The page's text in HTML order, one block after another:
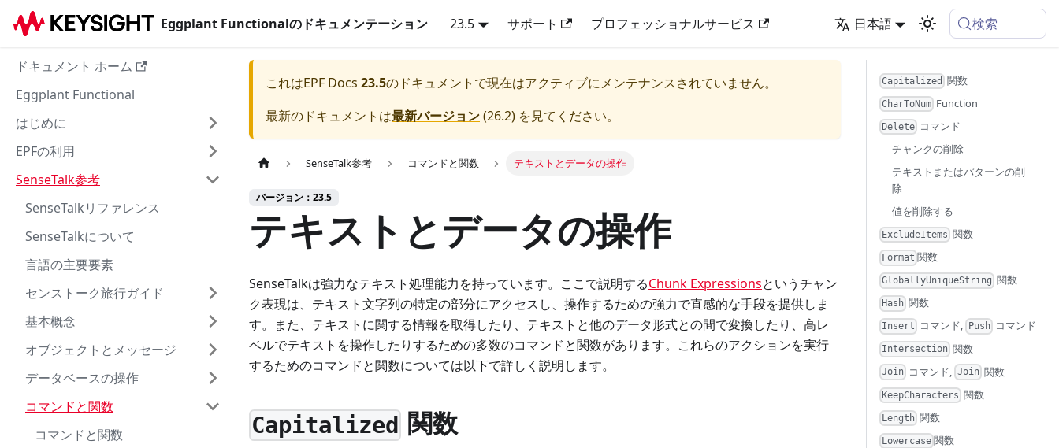
Eggplant Functionalのドキュメンテーション 23.5 サポート プロフェッショナルサービス 日本語 検索
ドキュメント ホーム
Eggplant Functional
はじめに
EPFの利用
SenseTalk参考
SenseTalkリファレンス
SenseTalkについて
言語の主要要素
センストーク旅行ガイド
基本概念
オブジェクトとメッセージ
データベースの操作
コマンドと関数
コマンドと関数
これはEPF Docs 23.5のドキュメントで現在はアクティブにメンテナンスされていません。
最新のドキュメントは最新バージョン(26.2) を見てください。
SenseTalk参考 コマンドと関数 テキストとデータの操作
バージョン：23.5
テキストとデータの操作
SenseTalkは強力なテキスト処理能力を持っています。ここで説明するChunk Expressionsというチャン
ク表現は、テキスト文字列の特定の部分にアクセスし、操作するための強力で直感的な手段を提供しま
す。また、テキストに関する情報を取得したり、テキストと他のデータ形式との間で変換したり、高レ
ベルでテキストを操作したりするための多数のコマンドと関数があります。これらのアクションを実行
するためのコマンドと関数については以下で詳しく説明します。
Capitalized 関数
Capitalized 関数
CharToNum Function
Delete コマンド
チャンクの削除
テキストまたはパターンの削
除
値を削除する
ExcludeItems 関数
Format 関数
GloballyUniqueString 関数
Hash 関数
Insert コマンド, Push コマンド
Intersection 関数
Join コマンド, Join 関数
KeepCharacters 関数
Length 関数
Lowercase 関数